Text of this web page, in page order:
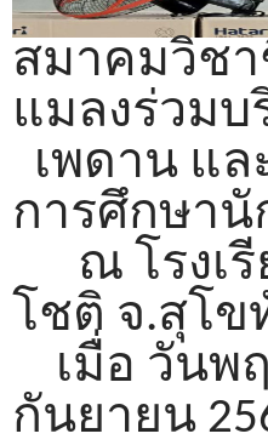
สมาคมวิช
แมลงร่วม
เพดาน แ
การศึกษานั
ณ โรงเรี
โชติ จ.สุโข
เมื่อ วันพ
กันยายน